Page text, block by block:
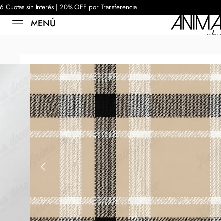
6 Cuotas sin Interés | 20% OFF por Transferencia
MENÚ